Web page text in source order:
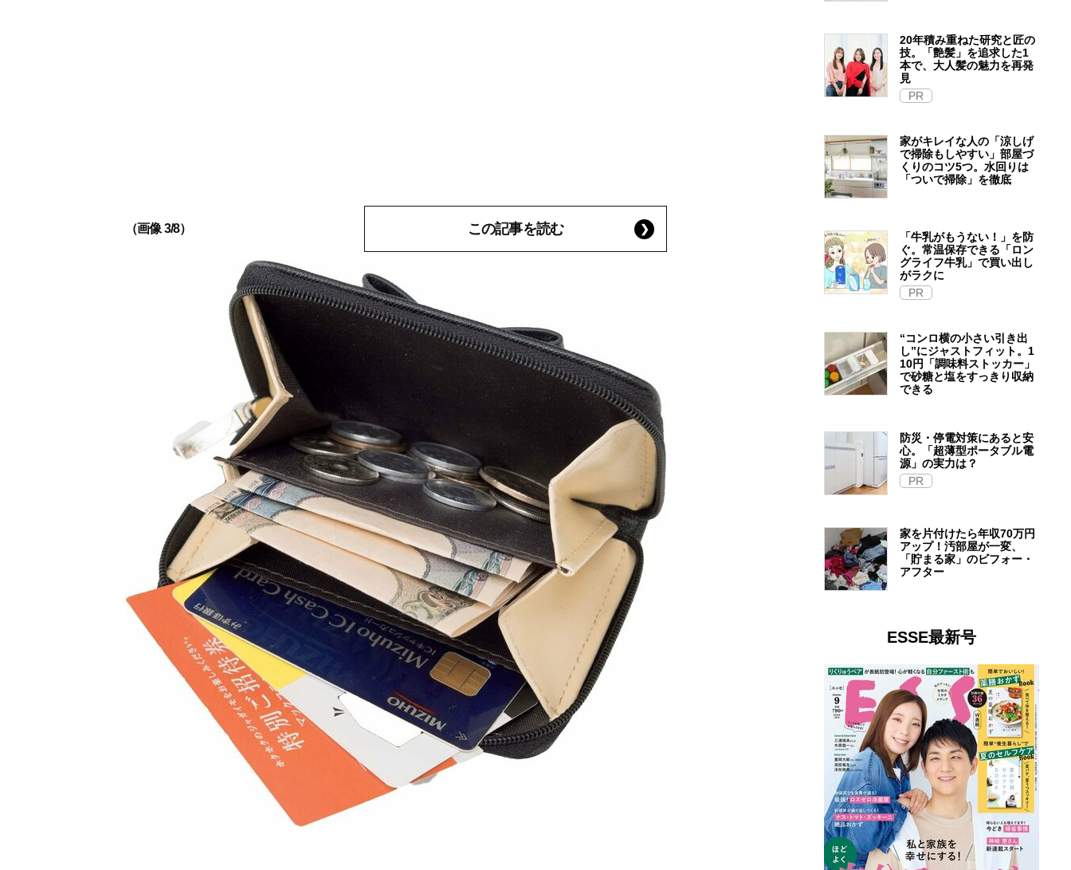
（画像 3/8） この記事を読む
20年積み重ねた研究と匠の
技。「艶髪」を追求した1
本で、大人髪の魅力を再発
見
PR
家がキレイな人の「涼しげ
で掃除もしやすい」部屋づ
くりのコツ5つ。水回りは
「ついで掃除」を徹底
「牛乳がもうない！」を防
ぐ。常温保存できる「ロン
グライフ牛乳」で買い出し
がラクに
PR
“コンロ横の小さい引き出
し”にジャストフィット。1
10円「調味料ストッカー」
で砂糖と塩をすっきり収納
できる
防災・停電対策にあると安
心。「超薄型ポータブル電
源」の実力は？​
PR
家を片付けたら年収70万円
アップ！汚部屋が一変、
「貯まる家」のビフォー・
アフター
ESSE最新号